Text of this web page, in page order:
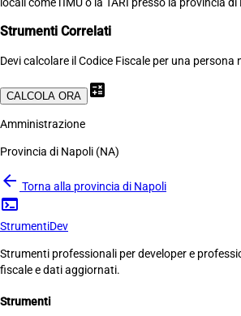
Strumenti Correlati
Devi calcolare il Codice Fiscale per una persona
CALCOLA ORA calculate
Amministrazione
Provincia di Napoli (NA)
arrow_back Torna alla provincia di Napoli
terminal
StrumentiDev
Strumenti professionali per developer e
fiscale e dati aggiornati.
Strumenti